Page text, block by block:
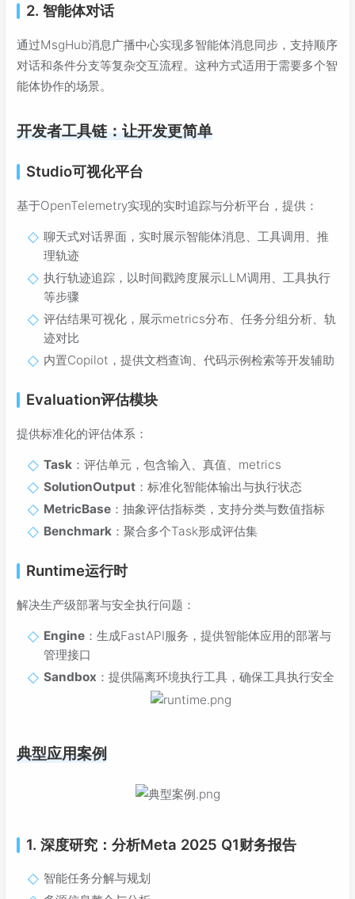
2. 智能体对话
通过MsgHub消息广播中心实现多智能体消息同步，支持顺序
对话和条件分支等复杂交互流程。这种方式适用于需要多个智
能体协作的场景。
开发者工具链：让开发更简单
Studio可视化平台
基于OpenTelemetry实现的实时追踪与分析平台，提供：
聊天式对话界面，实时展示智能体消息、工具调用、推
理轨迹
执行轨迹追踪，以时间戳跨度展示LLM调用、工具执行
等步骤
评估结果可视化，展示metrics分布、任务分组分析、轨
迹对比
内置Copilot，提供文档查询、代码示例检索等开发辅助
Evaluation评估模块
提供标准化的评估体系：
Task ：评估单元，包含输入、真值、metrics
SolutionOutput ：标准化智能体输出与执行状态
MetricBase ：抽象评估指标类，支持分类与数值指标
Benchmark ：聚合多个Task形成评估集
Runtime运行时
解决生产级部署与安全执行问题：
Engine ：生成FastAPI服务，提供智能体应用的部署与
管理接口
Sandbox ：提供隔离环境执行工具，确保工具执行安全
典型应用案例
1. 深度研究：分析Meta 2025 Q1财务报告
智能任务分解与规划